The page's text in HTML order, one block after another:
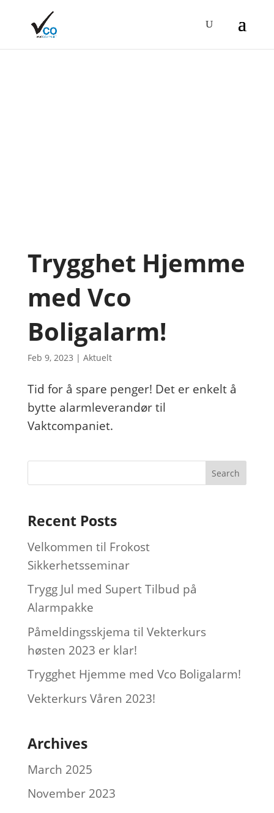
Trygghet Hjemme
med Vco
Boligalarm!
Feb 9, 2023 | Aktuelt
Tid for å spare penger! Det er enkelt å
bytte alarmleverandør til
Vaktcompaniet.
Recent Posts
Velkommen til Frokost
Sikkerhetsseminar
Trygg Jul med Supert Tilbud på
Alarmpakke
Påmeldingsskjema til Vekterkurs
høsten 2023 er klar!
Trygghet Hjemme med Vco Boligalarm!
Vekterkurs Våren 2023!
Archives
March 2025
November 2023